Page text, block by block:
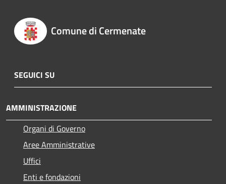
Comune di Cermenate
SEGUICI SU
AMMINISTRAZIONE
Organi di Governo
Aree Amministrative
Uffici
Enti e fondazioni